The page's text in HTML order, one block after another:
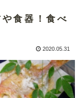
食器！食べ
2020.05.31